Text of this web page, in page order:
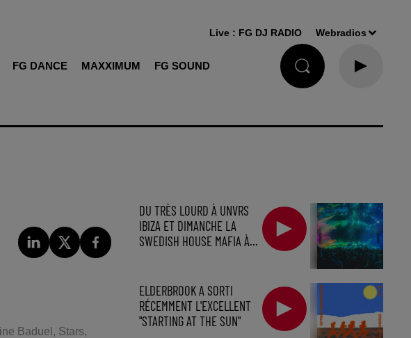
FG DANCE MAXXIMUM FG SOUND
Live : FG DJ RADIO Webradios
Baduel, Stars,
DU TRÈS LOURD À UNVRS
IBIZA ET DIMANCHE LA
SWEDISH HOUSE MAFIA À...
ELDERBROOK A SORTI
RÉCEMMENT L'EXCELLENT
"STARTING AT THE SUN"